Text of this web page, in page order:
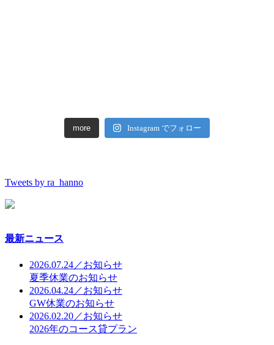
more Instagram でフォロー
Tweets by ra_hanno
最新ニュース
2026.07.24／お知らせ
夏季休業のお知らせ
2026.04.24／お知らせ
GW休業のお知らせ
2026.02.20／お知らせ
2026年のコース貸プラン